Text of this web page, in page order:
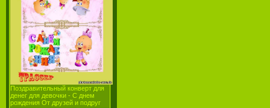
Поздравительный конверт для
денег для девочки - С днем
рождения От друзей и подруг